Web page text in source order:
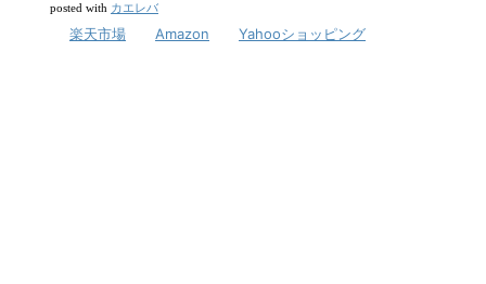
posted with カエレバ
楽天市場 Amazon Yahooショッピング